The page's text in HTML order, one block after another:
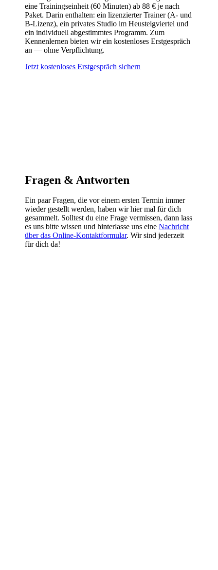
eine Trainingseinheit (60 Minuten) ab 88 € je nach
Paket. Darin enthalten: ein lizenzierter Trainer (A- und
B-Lizenz), ein privates Studio im Heusteigviertel und
ein individuell abgestimmtes Programm. Zum
Kennenlernen bieten wir ein kostenloses Erstgespräch
an — ohne Verpflichtung.
Jetzt kostenloses Erstgespräch sichern
Fragen & Antworten
Ein paar Fragen, die vor einem ersten Termin immer
wieder gestellt werden, haben wir hier mal für dich
gesammelt. Solltest du eine Frage vermissen, dann lass
es uns bitte wissen und hinterlasse uns eineNachricht
über das Online-Kontaktformular. Wir sind jederzeit
für dich da!